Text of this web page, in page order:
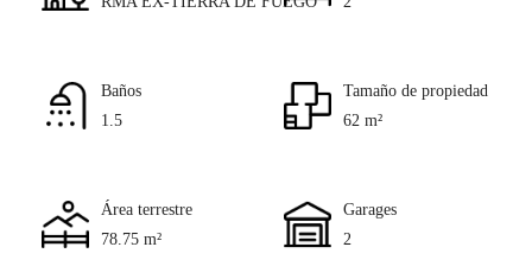
Baños
1.5
Tamaño de propiedad
62 m²
Área terrestre
78.75 m²
Garages
2